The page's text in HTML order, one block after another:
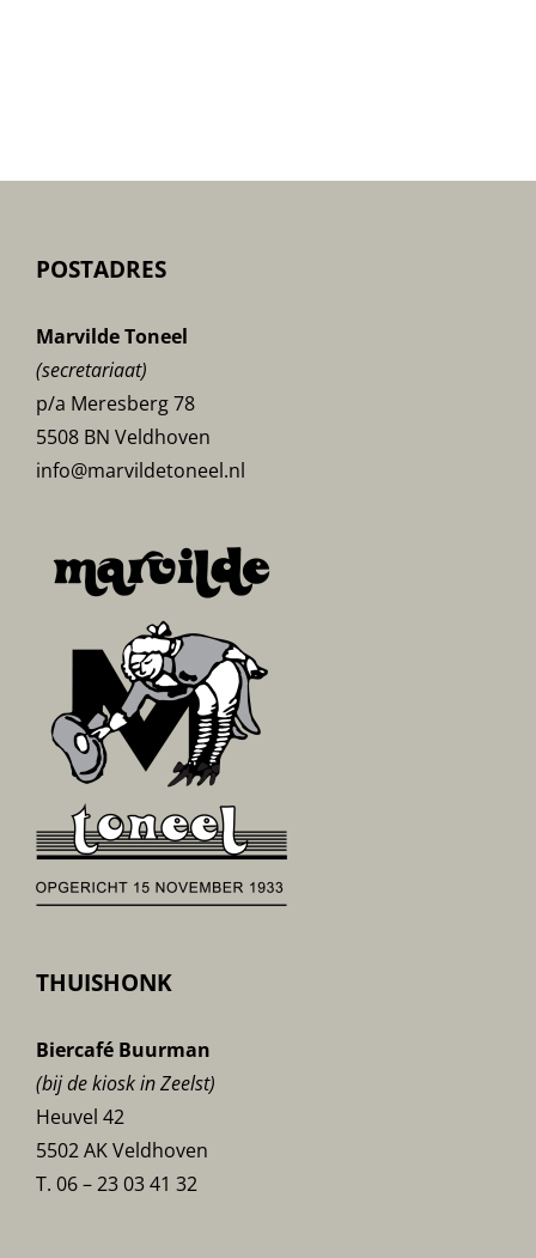
POSTADRES
Marvilde Toneel
(secretariaat)
p/a Meresberg 78
5508 BN Veldhoven
info@marvildetoneel.nl
THUISHONK
Biercafé Buurman
(bij de kiosk in Zeelst)
Heuvel 42
5502 AK Veldhoven
T. 06 – 23 03 41 32